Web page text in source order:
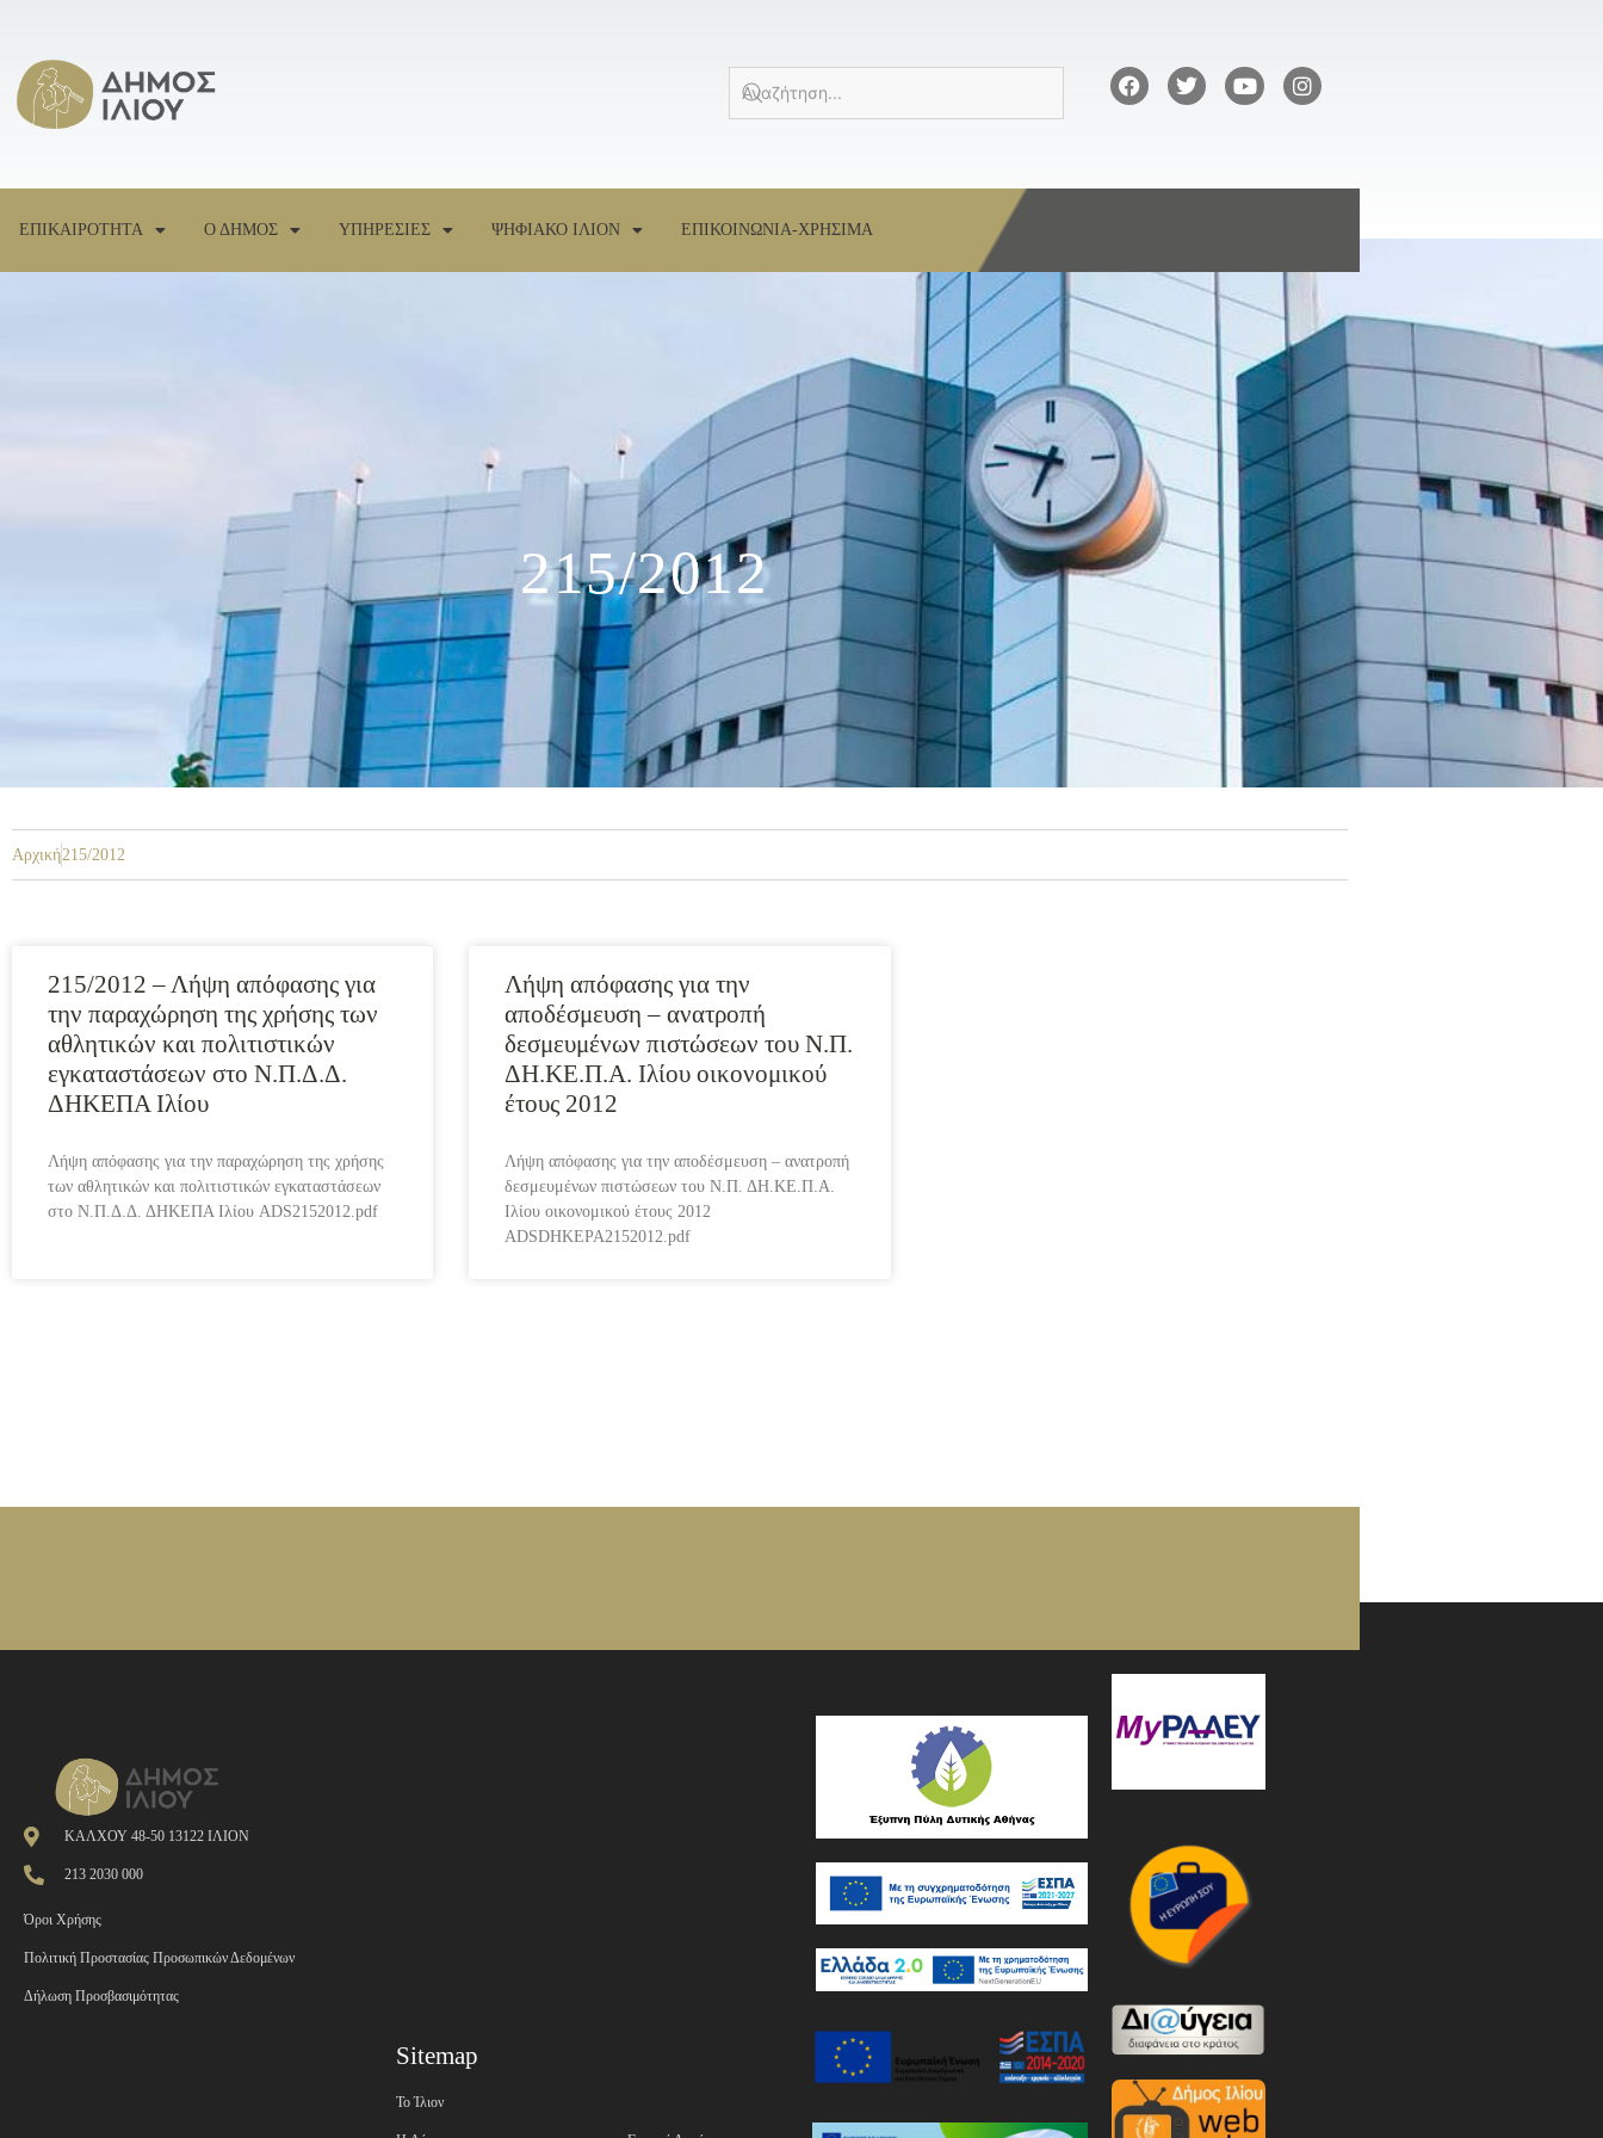
ΕΠΙΚΑΙΡΟΤΗΤΑ Ο ΔΗΜΟΣ ΥΠΗΡΕΣΙΕΣ ΨΗΦΙΑΚΟ ΙΛΙΟΝ ΕΠΙΚΟΙΝΩΝΙΑ-ΧΡΗΣΙΜΑ
215/2012
Αρχική215/2012
215/2012 – Λήψη απόφασης για
την παραχώρηση της χρήσης των
αθλητικών και πολιτιστικών
εγκαταστάσεων στο Ν.Π.Δ.Δ.
ΔΗΚΕΠΑ Ιλίου
Λήψη απόφασης για την παραχώρηση της χρήσης
των αθλητικών και πολιτιστικών εγκαταστάσεων
στο Ν.Π.Δ.Δ. ΔΗΚΕΠΑ Ιλίου ADS2152012.pdf
Λήψη απόφασης για την
αποδέσμευση – ανατροπή
δεσμευμένων πιστώσεων του Ν.Π.
ΔΗ.ΚΕ.Π.Α. Ιλίου οικονομικού
έτους 2012
Λήψη απόφασης για την αποδέσμευση – ανατροπή
δεσμευμένων πιστώσεων του Ν.Π. ΔΗ.ΚΕ.Π.Α.
Ιλίου οικονομικού έτους 2012
ADSDHKEPA2152012.pdf
ΚΑΛΧΟΥ 48-50 13122 ΙΛΙΟΝ
213 2030 000
Όροι Χρήσης
Πολιτική Προστασίας Προσωπικών Δεδομένων
Δήλωση Προσβασιμότητας
Sitemap
Το Ίλιον